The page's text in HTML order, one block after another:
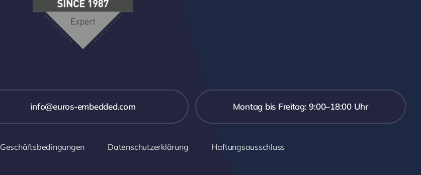
info@euros-embedded.com Montag bis Freitag: 9:00–18:00 Uhr
Geschäftsbedingungen Datenschutzerklärung Haftungsausschluss